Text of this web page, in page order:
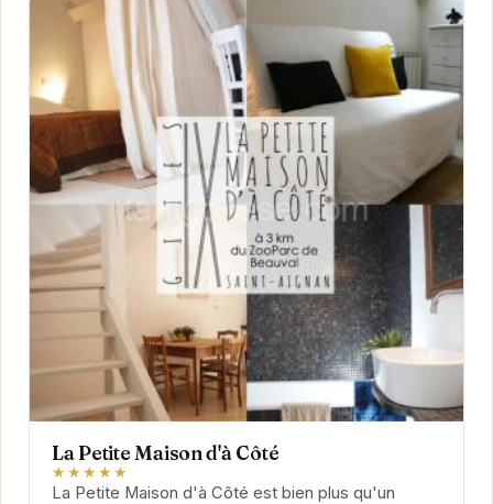
La Petite Maison d'à Côté
★★★★★
La Petite Maison d'à Côté est bien plus qu'un